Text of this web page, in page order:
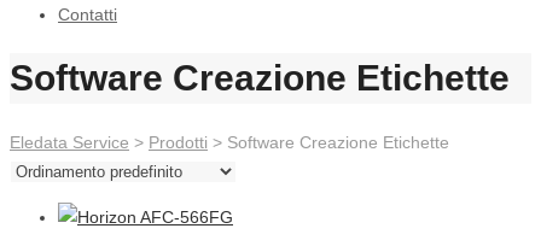
Contatti
Software Creazione Etichette
Eledata Service > Prodotti > Software Creazione Etichette